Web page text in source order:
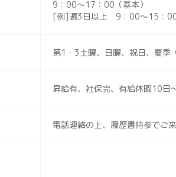
9：00～17：00（基本）
[例]週3日以上 9：00～15：
第1・3土曜、日曜、祝日、夏季
昇給有、社保完、有給休暇10日
電話連絡の上、履歴書持参でご